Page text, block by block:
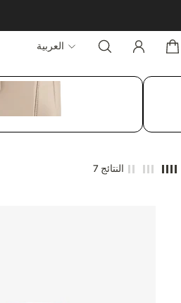
العربية
7 النتائج